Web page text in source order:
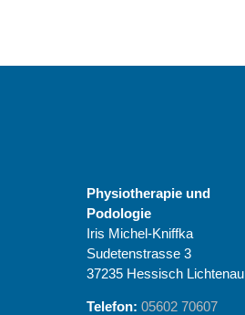
Physiotherapie und
Podologie
Iris Michel-Kniffka
Sudetenstrasse 3
37235 Hessisch Lichtenau
Telefon:05602 70607